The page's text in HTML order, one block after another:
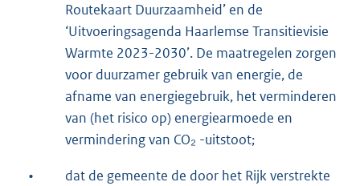
Routekaart Duurzaamheid’ en de
‘Uitvoeringsagenda Haarlemse Transitievisie
Warmte 2023-2030’. De maatregelen zorgen
voor duurzamer gebruik van energie, de
afname van energiegebruik, het verminderen
van (het risico op) energiearmoede en
vermindering van CO₂ -uitstoot;
•
dat de gemeente de door het Rijk verstrekte